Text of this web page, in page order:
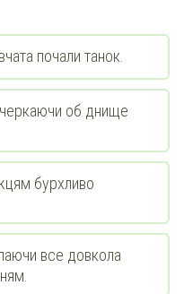
почали танок.
черкаючи об днище
бурхливо
все довкола